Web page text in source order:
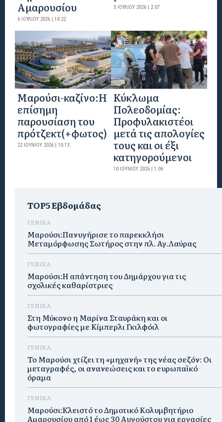
Αμαρουσίου
6 ΙΟΥΛΊΟΥ 2026 | 10:22
5 ΙΟΥΛΊΟΥ 2026 | 2:07
Mαρούσι-καζίνο:H
επίσημη
παρουσίαση του
πρότζεκτ(+φωτος)
22 ΙΟΥΝΊΟΥ 2026 | 10:13
Κύκλωμα
Πολεοδομίας:
Προφυλακιστέοι
μετά τις απολογίες
τους και οι έξι
κατηγορούμενοι
10 ΙΟΥΝΊΟΥ 2026 | 1:06
TOP5 Εβδομάδας
ΓΕΝΙΚΑ
Μαρούσι:Πανυγήρισε το παρεκκλήσι
Μεταμόρφωσης Σωτήρος στην πλ. Αγ.Λαύρας
ΓΕΝΙΚΑ
Μαρούσι:Η απάντηση του Δημάρχου για τις
σχολικές καθαρίστριες
ΓΕΝΙΚΑ
Στη Μύκονο η Μαρίνα Σταυράκη και οι
φωτογραφίες με Κίμπερλι Γκιλφόιλ
ΓΕΝΙΚΑ
Το Μαρούσι χτίζει τη «μηχανή» της νέας σεζόν: Οι
μεταγραφές, οι ανανεώσεις και το ευρωπαϊκό
όραμα
ΓΕΝΙΚΑ
Μαρούσι:Κλειστό το Δημοτικό Κολυμβητήριο
Αμαρουσίου από 1 έως 30 Αυγούστου για εργασίες